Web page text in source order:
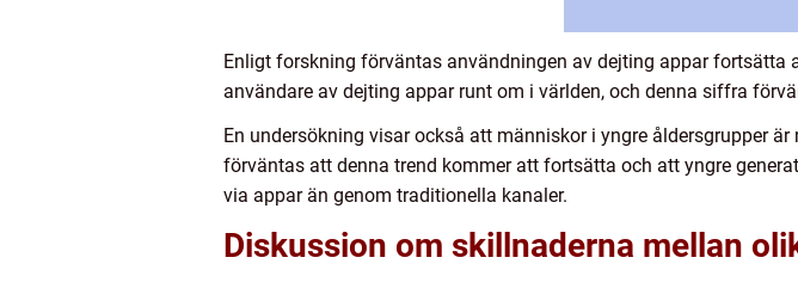
Enligt forskning förväntas användningen av dejting appar
användare av dejting appar runt om i världen, och denna siffra
En undersökning visar också att människor i yngre åldersgrupper
förväntas att denna trend kommer att fortsätta och att yngre
via appar än genom traditionella kanaler.
Diskussion om skillnaderna mellan